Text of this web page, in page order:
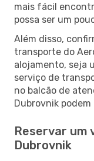
mais fácil
possa ser um
Além disso,
transporte do
alojamento, seja
serviço de
no balcão de
Dubrovnik
Reservar um
Dubrovnik